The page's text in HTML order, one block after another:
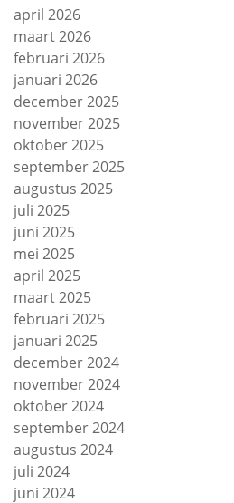
april 2026
maart 2026
februari 2026
januari 2026
december 2025
november 2025
oktober 2025
september 2025
augustus 2025
juli 2025
juni 2025
mei 2025
april 2025
maart 2025
februari 2025
januari 2025
december 2024
november 2024
oktober 2024
september 2024
augustus 2024
juli 2024
juni 2024